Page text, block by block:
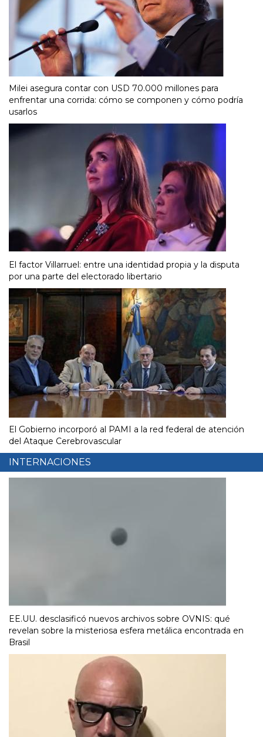
Milei asegura contar con USD 70.000 millones para
enfrentar una corrida: cómo se componen y cómo podría
usarlos
El factor Villarruel: entre una identidad propia y la disputa
por una parte del electorado libertario
El Gobierno incorporó al PAMI a la red federal de atención
del Ataque Cerebrovascular
INTERNACIONES
EE.UU. desclasificó nuevos archivos sobre OVNIS: qué
revelan sobre la misteriosa esfera metálica encontrada en
Brasil